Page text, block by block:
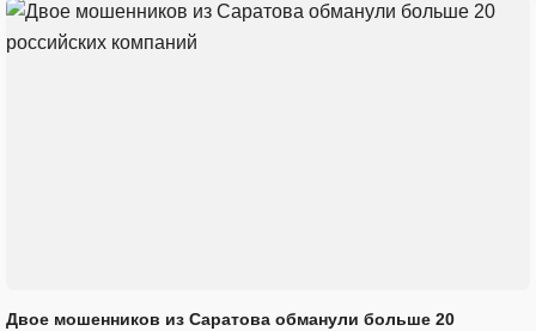
Двое мошенников из Саратова обманули больше 20